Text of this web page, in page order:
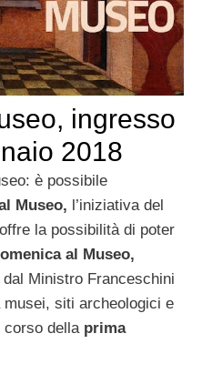
ingresso
2018
è possibile
Museo, l’iniziativa del
la possibilità di poter
al Museo,
Ministro Franceschini
siti archeologici e
corso della prima